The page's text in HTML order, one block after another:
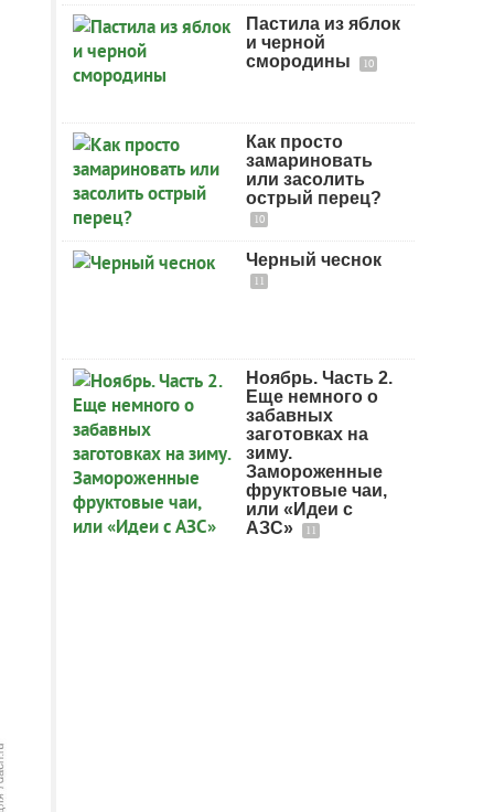
Пастила из яблок
и черной
смородины
10
Как просто
замариновать
или засолить
острый перец?
10
Черный чеснок
11
Ноябрь. Часть 2.
Еще немного о
забавных
заготовках на
зиму.
Замороженные
фруктовые чаи,
или «Идеи с
АЗС»
11